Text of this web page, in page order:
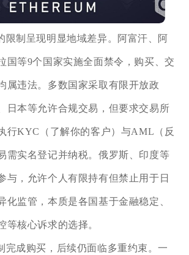
限制呈现明显地域差异。阿富汗、阿
国等9个国家实施全面禁令，购买、交
属违法。多数国家采取有限开放政
日本等允许合规交易，但要求交易所
行KYC（了解你的客户）与AML（反
需实名登记并纳税。俄罗斯、印度等
与，允许个人有限持有但禁止用于日
化监管，本质是各国基于金融稳定、
等核心诉求的选择。
完成购买，后续仍面临多重约束。一